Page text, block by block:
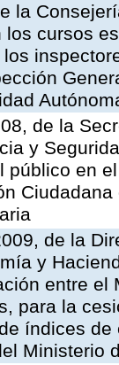
la
los cursos
de la
y
público en
de la
y
entre
para la
índices
Ministerio